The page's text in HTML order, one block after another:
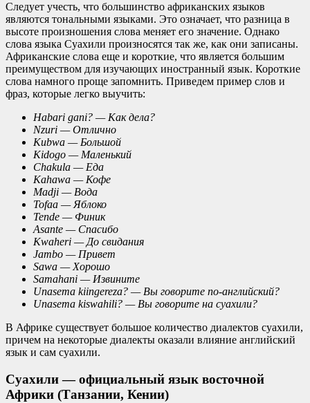
Следует учесть, что большинство африканских языков
являются тональными языками. Это означает, что разница в
высоте произношения слова меняет его значение. Однако
слова языка Суахили произносятся так же, как они записаны.
Африканские слова еще и короткие, что является большим
преимуществом для изучающих иностранный язык. Короткие
слова намного проще запомнить. Приведем пример слов и
фраз, которые легко выучить:
Habari gani? — Как дела?
Nzuri — Отлично
Kubwa — Большой
Kidogo — Маленький
Chakula — Еда
Kahawa — Кофе
Madji — Вода
Tofaa — Яблоко
Tende — Финик
Asante — Спасибо
Kwaheri — До свидания
Jambo — Привет
Sawa — Хорошо
Samahani — Извините
Unasema kiingereza? — Вы говорите по-английский?
Unasema kiswahili? — Вы говорите на суахили?
В Африке существует большое количество диалектов суахили,
причем на некоторые диалекты оказали влияние английский
язык и сам суахили.
Суахили — официальный язык восточной
Африки (Танзании, Кении)